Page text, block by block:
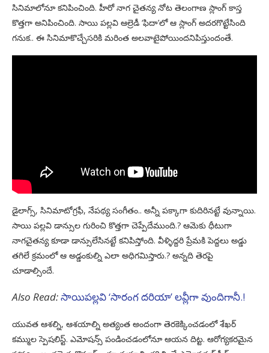
సినిమాలోనూ కనిపించింది. హీరో నాగ చైతన్య నోట తెలంగాణ స్లాంగ్ కాస్త
కొత్తగా అనిపించింది. సాయి పల్లవి ఆల్రెడీ ‘ఫిదా’లో ఆ స్లాంగ్ అదరగొట్టేసింది
గనుక.. ఈ సినిమాకొచ్చేసరికి మరింత అలవాటైపోయిందనిపిస్తుందంతే.
డైలాగ్స్, సినిమాటోగ్రఫీ, నేపథ్య సంగీతం.. అన్నీ పక్కాగా కుదిరినట్టే వున్నాయి.
సాయి పల్లవి డాన్సుల గురించి కొత్తగా చెప్పేదేముంది.? ఆమెకు ధీటుగా
నాగచైతన్య కూడా డాన్సులేసినట్టే కనిపిస్తోంది. వీళ్ళిద్దరి ప్రేమకి పెద్దలు అడ్డు
తగిలే క్రమంలో ఆ అడ్డంకుల్ని ఎలా అధిగమిస్తారు.? అన్నది తెరపై
చూడాల్సిందే.
Also Read:సాయిపల్లవి ‘సారంగ దరియా’ లవ్లీగా వుందిగానీ.!
యువత ఆశల్ని, ఆశయాల్ని అత్యంత అందంగా తెరకెక్కించడంలో శేఖర్
కమ్ముల స్పెషలిస్ట్. ఎమోషన్స్ పండించడంలోనూ ఆయన దిట్ట. ఆరోగ్యకరమైన